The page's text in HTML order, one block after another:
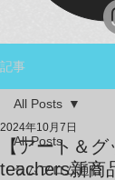
記事
All Posts
ラムフロム通信
All Posts
【アート＆
teachers新商
2024年10月7日